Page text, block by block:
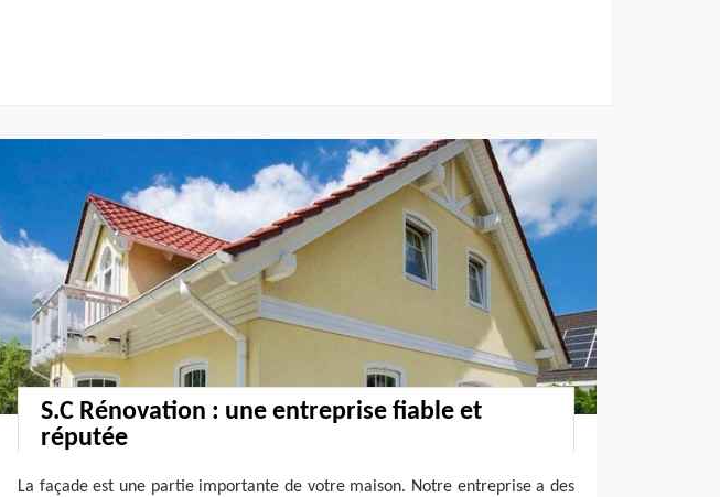
S.C Rénovation : une entreprise fiable et
réputée
La façade est une partie importante de votre maison. Notre entreprise a des